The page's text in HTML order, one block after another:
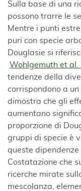
Sulla base di una
possono trarre le
Mentre i punti
puri con specie
Douglasie si
Wohlgemuth et al.
tendenze della
corrispondono a
dimostra che gli
aumentano
proporzione di
gruppi di specie è
queste dipendenze
Costatazione che
ricerche mirate
mescolanza,